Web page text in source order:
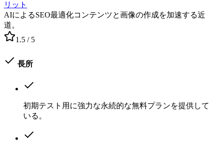
リット
AIによるSEO最適化コンテンツと画像の作成を加速する近
道。
1.5 / 5
長所
初期テスト用に強力な永続的な無料プランを提供して
いる。